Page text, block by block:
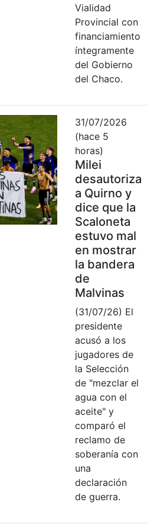
Vialidad
Provincial con
financiamiento
íntegramente
del Gobierno
del Chaco.
31/07/2026
(hace 5
horas)
Milei
desautoriza
a Quirno y
dice que la
Scaloneta
estuvo mal
en mostrar
la bandera
de
Malvinas
(31/07/26) El
presidente
acusó a los
jugadores de
la Selección
de "mezclar el
agua con el
aceite" y
comparó el
reclamo de
soberanía con
una
declaración
de guerra.